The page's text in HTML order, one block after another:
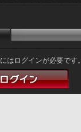
はログインが必要です。